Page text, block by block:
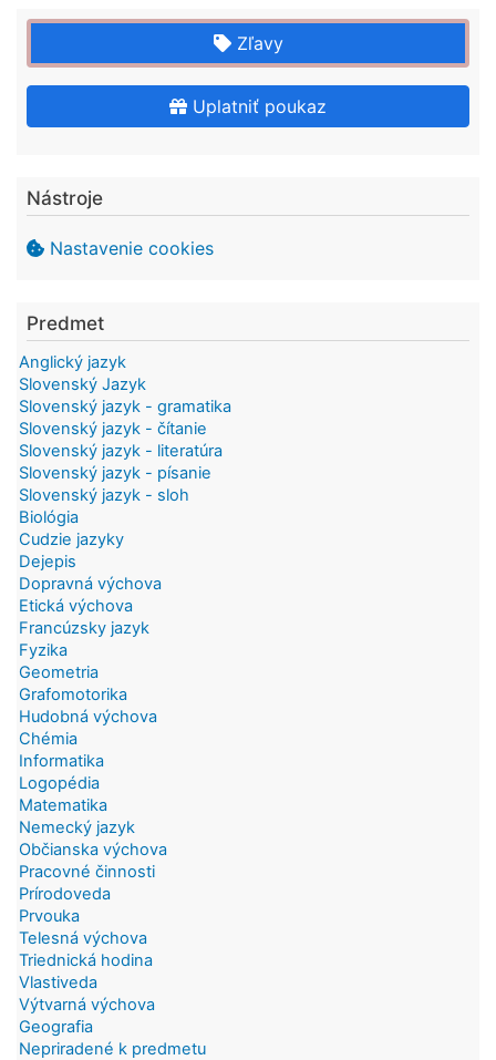
Zľavy
Uplatniť poukaz
Nástroje
Nastavenie cookies
Predmet
Anglický jazyk
Slovenský Jazyk
Slovenský jazyk - gramatika
Slovenský jazyk - čítanie
Slovenský jazyk - literatúra
Slovenský jazyk - písanie
Slovenský jazyk - sloh
Biológia
Cudzie jazyky
Dejepis
Dopravná výchova
Etická výchova
Francúzsky jazyk
Fyzika
Geometria
Grafomotorika
Hudobná výchova
Chémia
Informatika
Logopédia
Matematika
Nemecký jazyk
Občianska výchova
Pracovné činnosti
Prírodoveda
Prvouka
Telesná výchova
Triednická hodina
Vlastiveda
Výtvarná výchova
Geografia
Nepriradené k predmetu